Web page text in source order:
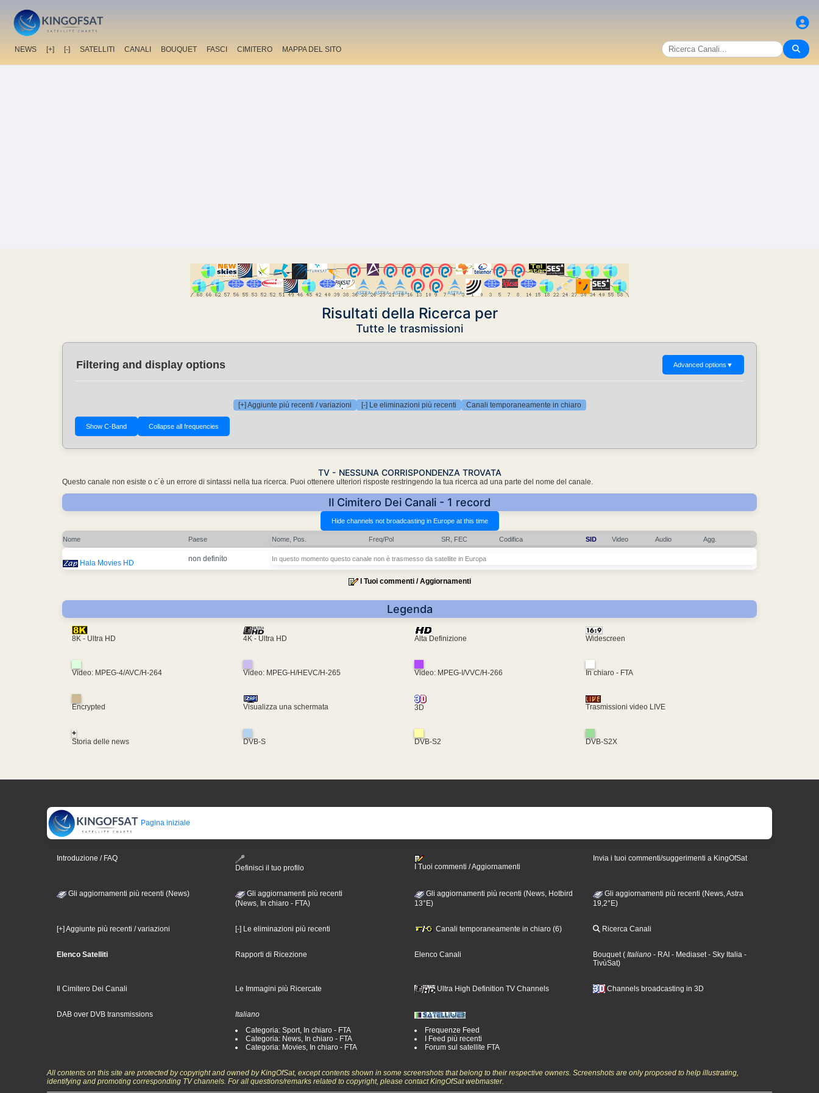
NEWS [+] [-] SATELLITI CANALI BOUQUET FASCI CIMITERO MAPPA DEL SITO
Risultati della Ricerca per
Tutte le trasmissioni
Filtering and display options Advanced options ▼
[+] Aggiunte più recenti / variazioni [-] Le eliminazioni più recenti Canali temporaneamente in chiaro
TV - NESSUNA CORRISPONDENZA TROVATA
Questo canale non esiste o c´è un errore di sintassi nella tua ricerca. Puoi ottenere ulteriori risposte restringendo la tua ricerca ad una parte del nome del canale.
Il Cimitero Dei Canali - 1 record
Nome Paese Nome, Pos. Freq/Pol SR, FEC Codifica SID Video Audio Agg.
Hala Movies HD non definito In questo momento questo canale non è trasmesso da satellite in Europa
I Tuoi commenti / Aggiornamenti
Legenda
8K - Ultra HD 4K - Ultra HD Alta Definizione Widescreen
Video: MPEG-4/AVC/H-264 Video: MPEG-H/HEVC/H-265 Video: MPEG-I/VVC/H-266 In chiaro - FTA
Encrypted Visualizza una schermata 3D Trasmissioni video LIVE
+
Storia delle news
DVB-S DVB-S2 DVB-S2X
Pagina iniziale
Introduzione / FAQ
Definisci il tuo profilo
I Tuoi commenti / Aggiornamenti
Invia i tuoi commenti/suggerimenti a KingOfSat
Gli aggiornamenti più recenti (News)
Gli aggiornamenti più recenti
(News, In chiaro - FTA)
Gli aggiornamenti più recenti (News, Hotbird
13°E)
Gli aggiornamenti più recenti (News, Astra
19,2°E)
[+] Aggiunte più recenti / variazioni [-] Le eliminazioni più recenti Canali temporaneamente in chiaro (6) Ricerca Canali
Elenco Satelliti Rapporti di Ricezione Elenco Canali Bouquet ( Italiano - RAI - Mediaset - Sky Italia -
TivùSat)
Il Cimitero Dei Canali Le Immagini più Ricercate Ultra High Definition TV Channels Channels broadcasting in 3D
DAB over DVB transmissions
Italiano
Categoria: Sport, In chiaro - FTA
Categoria: News, In chiaro - FTA
Categoria: Movies, In chiaro - FTA
Frequenze Feed
I Feed più recenti
Forum sul satellite FTA
All contents on this site are protected by copyright and owned by KingOfSat, except contents shown in some screenshots that belong to their respective owners. Screenshots are only proposed to help illustrating,
identifying and promoting corresponding TV channels. For all questions/remarks related to copyright, please contact KingOfSat webmaster.